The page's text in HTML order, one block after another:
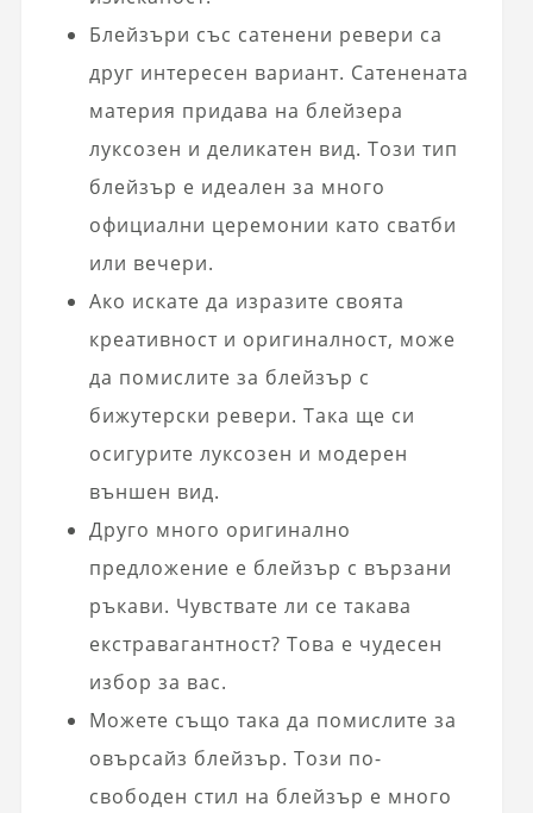
Блейзъри със сатенени ревери са
друг интересен вариант. Сатенената
материя придава на блейзера
луксозен и деликатен вид. Този тип
блейзър е идеален за много
официални церемонии като сватби
или вечери.
Ако искате да изразите своята
креативност и оригиналност, може
да помислите за блейзър с
бижутерски ревери. Така ще си
осигурите луксозен и модерен
външен вид.
Друго много оригинално
предложение е блейзър с вързани
ръкави. Чувствате ли се такава
екстравагантност? Това е чудесен
избор за вас.
Можете също така да помислите за
овърсайз блейзър. Този по-
свободен стил на блейзър е много